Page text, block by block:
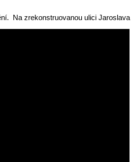
Na zrekonstruovanou ulici